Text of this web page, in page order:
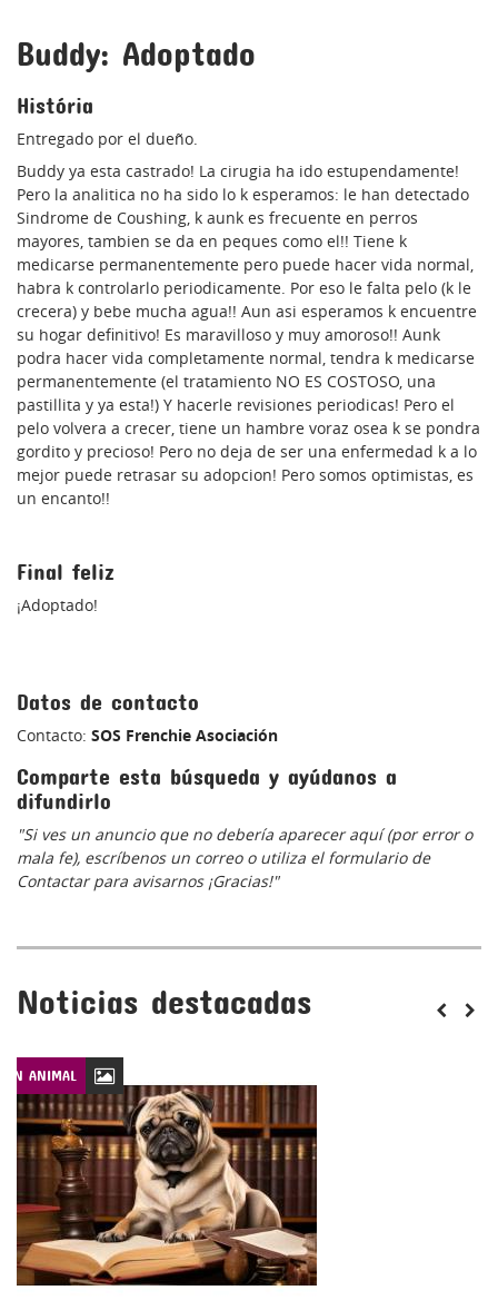
Buddy: Adoptado
História
Entregado por el dueño.
Buddy ya esta castrado! La cirugia ha ido estupendamente!
Pero la analitica no ha sido lo k esperamos: le han detectado
Sindrome de Coushing, k aunk es frecuente en perros
mayores, tambien se da en peques como el!! Tiene k
medicarse permanentemente pero puede hacer vida normal,
habra k controlarlo periodicamente. Por eso le falta pelo (k le
crecera) y bebe mucha agua!! Aun asi esperamos k encuentre
su hogar definitivo! Es maravilloso y muy amoroso!! Aunk
podra hacer vida completamente normal, tendra k medicarse
permanentemente (el tratamiento NO ES COSTOSO, una
pastillita y ya esta!) Y hacerle revisiones periodicas! Pero el
pelo volvera a crecer, tiene un hambre voraz osea k se pondra
gordito y precioso! Pero no deja de ser una enfermedad k a lo
mejor puede retrasar su adopcion! Pero somos optimistas, es
un encanto!!
Final feliz
¡Adoptado!
Datos de contacto
Contacto: SOS Frenchie Asociación
Comparte esta búsqueda y ayúdanos a
difundirlo
"Si ves un anuncio que no debería aparecer aquí (por error o
mala fe), escríbenos un correo o utiliza el formulario de
Contactar para avisarnos ¡Gracias!"
Noticias destacadas
ANIMAL